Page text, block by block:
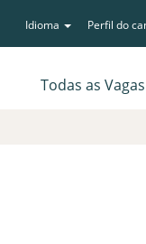
Idioma Perfil do
Todas as Vagas